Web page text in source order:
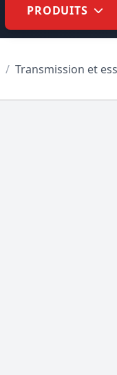
PRODUITS
/ Transmission et